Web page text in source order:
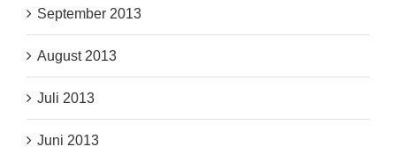
September 2013
August 2013
Juli 2013
Juni 2013